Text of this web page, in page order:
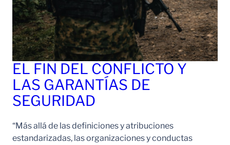
EL FIN DEL CONFLICTO Y
LAS GARANTÍAS DE
SEGURIDAD
“Más allá de las definiciones y atribuciones
estandarizadas, las organizaciones y conductas